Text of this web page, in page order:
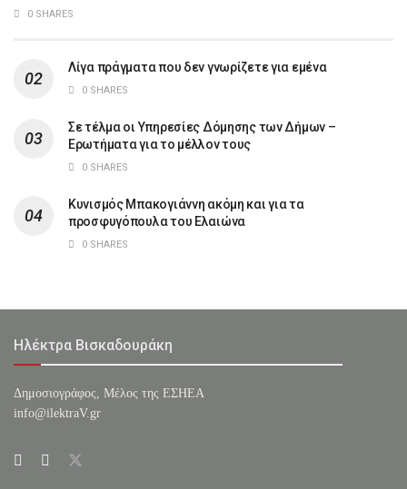
0 SHARES
Λίγα πράγματα που δεν γνωρίζετε για εμένα
0 SHARES
Σε τέλμα οι Υπηρεσίες Δόμησης των Δήμων –
Ερωτήματα για το μέλλον τους
0 SHARES
Κυνισμός Μπακογιάννη ακόμη και για τα
προσφυγόπουλα του Ελαιώνα
0 SHARES
Ηλέκτρα Βισκαδουράκη
Δημοσιογράφος, Μέλος της ΕΣHΕΑ
info@ilektraV.gr